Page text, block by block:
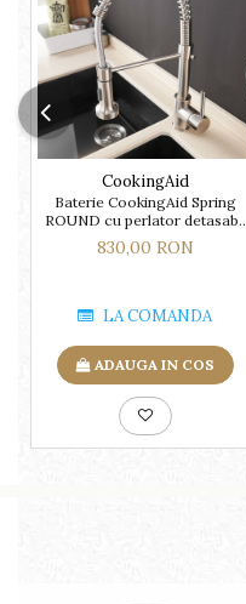
CookingAid
Baterie CookingAid Spring
ROUND cu perlator detasabil
si buton de schimbare de pe
dus pe jet
830,00 RON
LA COMANDA
ADAUGA IN COS